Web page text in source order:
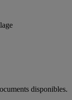
disponibles.